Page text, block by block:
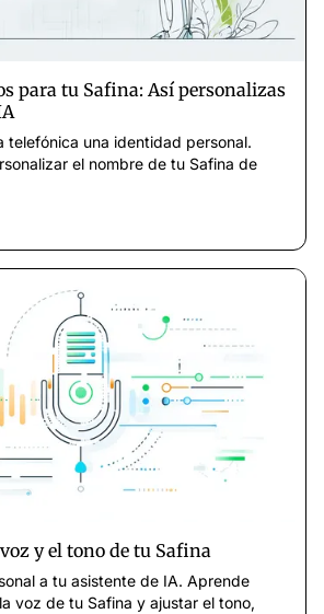
para tu Safina: Así personalizas
telefónica una identidad personal.
el nombre de tu Safina de
y el tono de tu Safina
a tu asistente de IA. Aprende
voz de tu Safina y ajustar el tono,